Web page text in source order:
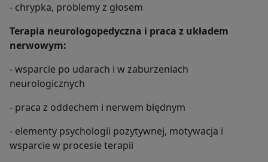
- chrypka, problemy z głosem
Terapia neurologopedyczna i praca z układem
nerwowym:
- wsparcie po udarach i w zaburzeniach
neurologicznych
- praca z oddechem i nerwem błędnym
- elementy psychologii pozytywnej, motywacja i
wsparcie w procesie terapii